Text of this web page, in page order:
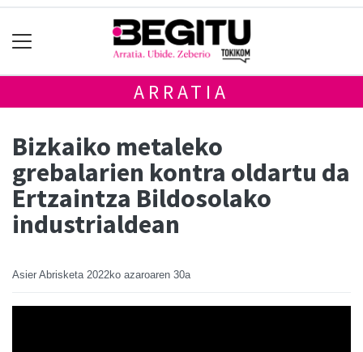
ARRATIA
Bizkaiko metaleko
grebalarien kontra oldartu da
Ertzaintza Bildosolako
industrialdean
Asier Abrisketa 2022ko azaroaren 30a